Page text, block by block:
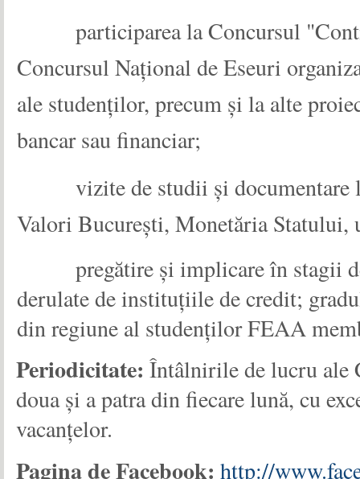
participarea laConcursul
Concursul Național de Eseuri
ale studenților, precum și la alte
bancar sau financiar;
vizite de studii și documentare
Valori București, Monetăria
pregătire și implicare în stagii
derulate de instituțiile de credit;
din regiune al studenților FEAA
Periodicitate: Întâlnirile de lucru ale
doua și a patra din fiecare lună, cu
Pagina de Facebook: http://